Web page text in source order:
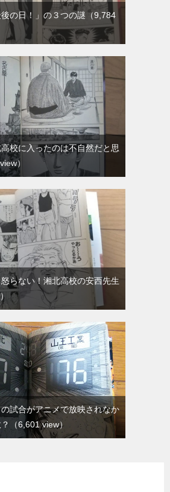
後の日！」の３つの謎 （9,784
校に入ったのは不自然だと思
）
らない！湘北高校の安西先生
試合がアニメで放映されなか
（6,601 view）